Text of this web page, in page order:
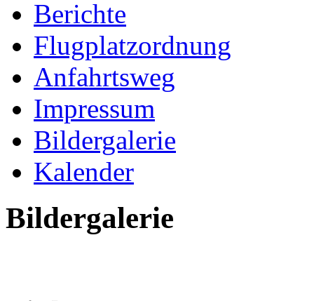
Berichte
Flugplatzordnung
Anfahrtsweg
Impressum
Bildergalerie
Kalender
Bildergalerie